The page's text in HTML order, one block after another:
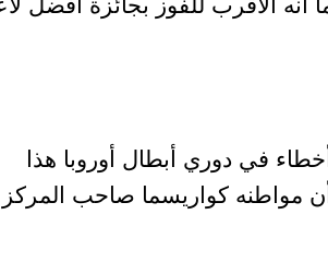
في دوري أبطال أوروبا هذا
فيما أن مواطنه كواريسما صاحب المركز